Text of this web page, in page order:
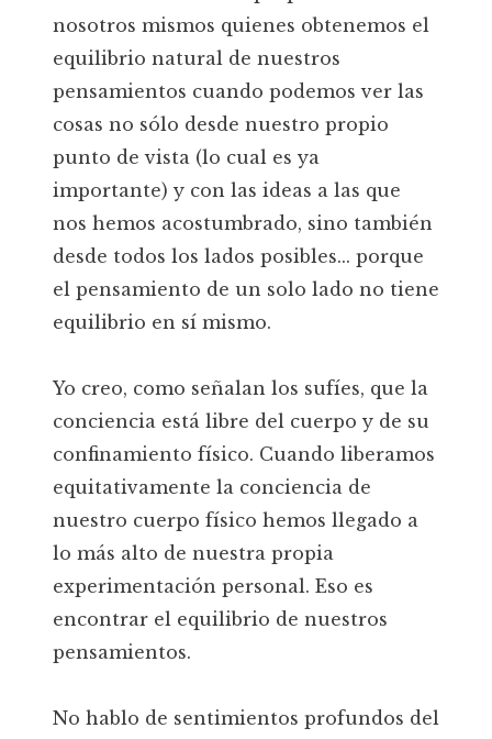
nosotros mismos quienes obtenemos el
equilibrio natural de nuestros
pensamientos cuando podemos ver las
cosas no sólo desde nuestro propio
punto de vista (lo cual es ya
importante) y con las ideas a las que
nos hemos acostumbrado, sino también
desde todos los lados posibles... porque
el pensamiento de un solo lado no tiene
equilibrio en sí mismo.
Yo creo, como señalan los sufíes, que la
conciencia está libre del cuerpo y de su
confinamiento físico. Cuando liberamos
equitativamente la conciencia de
nuestro cuerpo físico hemos llegado a
lo más alto de nuestra propia
experimentación personal. Eso es
encontrar el equilibrio de nuestros
pensamientos.
No hablo de sentimientos profundos del